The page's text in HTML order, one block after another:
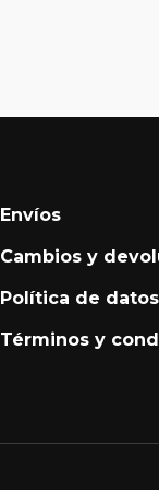
Envíos
Cambios y
Política de datos
Términos y